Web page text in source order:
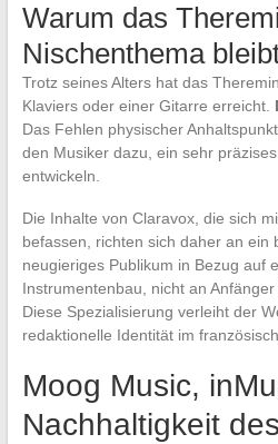
Warum das
Nischenthema
Trotz seines Alters hat das
Klaviers oder einer Gitarre erreicht.
Das Fehlen physischer
den Musiker dazu, ein sehr
entwickeln.
Die Inhalte von Claravox, die sich
befassen, richten sich daher an ein
neugieriges Publikum in Bezug auf
Instrumentenbau, nicht an
Diese Spezialisierung verleiht der
redaktionelle Identität im
Moog Music,
Nachhaltigkeit